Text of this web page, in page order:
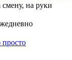
смену, на руки
просто